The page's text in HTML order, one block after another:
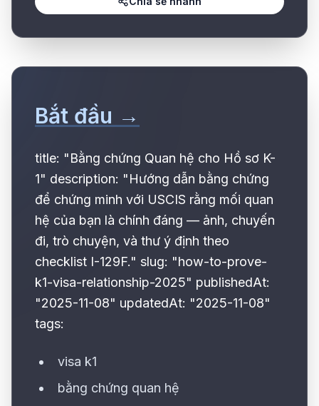
Bắt đầu →
title: "Bằng chứng Quan hệ cho Hồ sơ K-
1" description: "Hướng dẫn bằng chứng
để chứng minh với USCIS rằng mối quan
hệ của bạn là chính đáng — ảnh, chuyến
đi, trò chuyện, và thư ý định theo
checklist I-129F." slug: "how-to-prove-
k1-visa-relationship-2025" publishedAt:
"2025-11-08" updatedAt: "2025-11-08"
tags:
visa k1
bằng chứng quan hệ